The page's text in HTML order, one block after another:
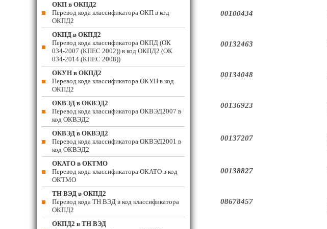
00100434
00132463
00134048
00136923
00137207
00138827
08678457
ОКП в ОКПД2
Перевод кода классификатора ОКП в код
ОКПД2
ОКПД в ОКПД2
Перевод кода классификатора ОКПД (ОК
034-2007 (КПЕС 2002)) в код ОКПД2 (ОК
034-2014 (КПЕС 2008))
ОКУН в ОКПД2
Перевод кода классификатора ОКУН в код
ОКПД2
ОКВЭД в ОКВЭД2
Перевод кода классификатора ОКВЭД2007 в
код ОКВЭД2
ОКВЭД в ОКВЭД2
Перевод кода классификатора ОКВЭД2001 в
код ОКВЭД2
ОКАТО в ОКТМО
Перевод кода классификатора ОКАТО в код
ОКТМО
ТН ВЭД в ОКПД2
Перевод кода ТН ВЭД в код классификатора
ОКПД2
ОКПД2 в ТН ВЭД